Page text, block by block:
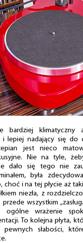
klimatyczny
lepiej nadający się do
jest nieco
Nie na tyle,
dało się tego nie
była
choć i na tej płycie aż
niezła, z
przede wszystkim
ogólne wrażenie
To kolejna płyta,
słabości,